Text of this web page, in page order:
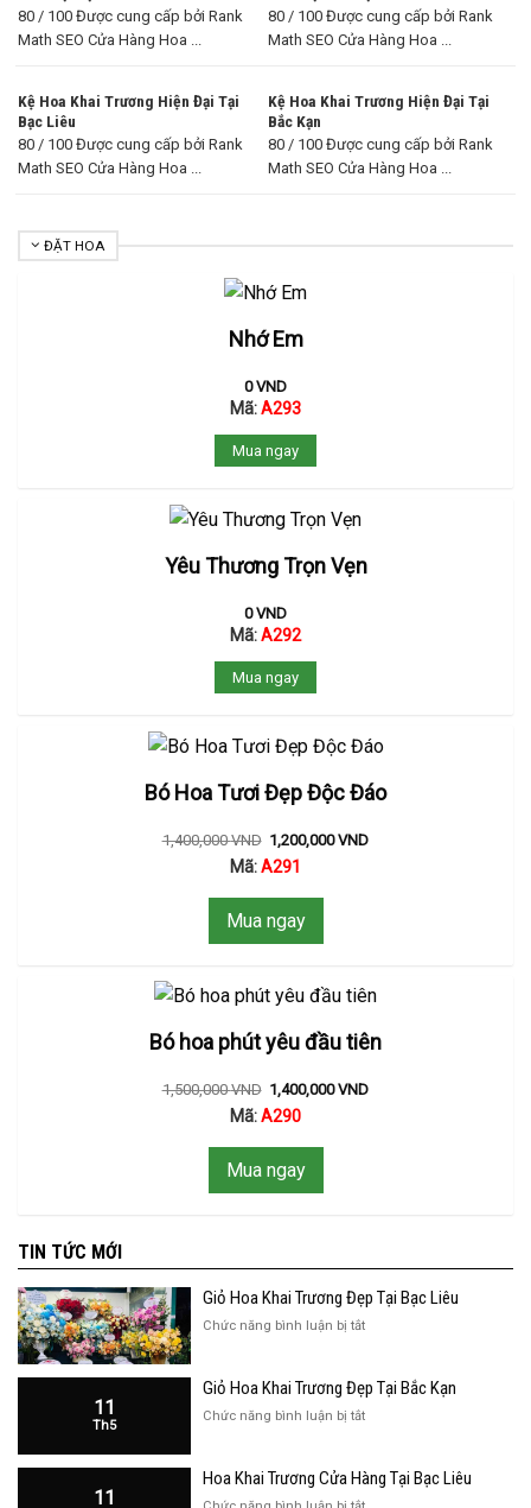
80 / 100 Được cung cấp bởi Rank
Math SEO Cửa Hàng Hoa ...
80 / 100 Được cung cấp bởi Rank
Math SEO Cửa Hàng Hoa ...
Kệ Hoa Khai Trương Hiện Đại Tại
Bạc Liêu
80 / 100 Được cung cấp bởi Rank
Math SEO Cửa Hàng Hoa ...
Kệ Hoa Khai Trương Hiện Đại Tại
Bắc Kạn
80 / 100 Được cung cấp bởi Rank
Math SEO Cửa Hàng Hoa ...
ĐẶT HOA
Nhớ Em
0VND
Mã:A293
Mua ngay
Yêu Thương Trọn Vẹn
0VND
Mã:A292
Mua ngay
Bó Hoa Tươi Đẹp Độc Đáo
1,400,000VND 1,200,000VND
Mã:A291
Mua ngay
Bó hoa phút yêu đầu tiên
1,500,000VND 1,400,000VND
Mã:A290
Mua ngay
TIN TỨC MỚI
Giỏ Hoa Khai Trương Đẹp Tại Bạc Liêu
Chức năng bình luận bị tắtở
Khai
Liêu
11
Th5
Giỏ Hoa Khai Trương Đẹp Tại Bắc Kạn
Chức năng bình luận bị tắtở
Khai
11
Hoa Khai Trương Cửa Hàng Tại Bạc Liêu